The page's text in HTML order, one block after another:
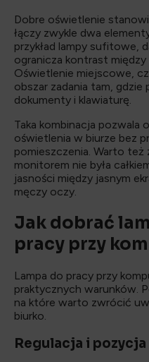
Dobre oświetlenie
łączy zwykle dwa
przykład lampy sufitowe,
ogranicza kontrast
Oświetlenie miejscowe,
obszar zadania tam, gdzie
dokumenty i klawiaturę.
Taka kombinacja pozwala
oświetlenia w biurze bez
pomieszczenia. Warto też
monitorem nie była
jasności między jasnym
męczy oczy.
Jak dobrać
pracy przy
Lampa do pracy przy
praktycznych warunków.
na które warto zwrócić
biurko.
Regulacja i pozycja